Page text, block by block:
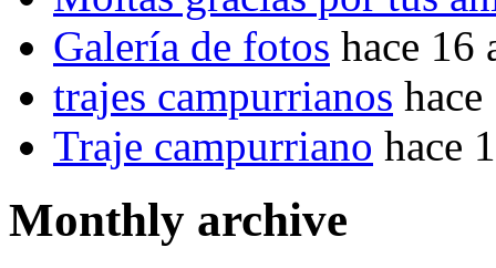
Galería de fotos hace 16
trajes campurrianos
Traje campurriano hace
Monthly archive